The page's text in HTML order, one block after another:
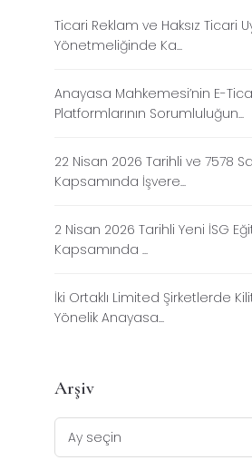
Ticari Reklam ve Haksız Ticari
Yönetmeliğinde Ka...
Anayasa Mahkemesi’nin E-
Platformlarının Sorumluluğun...
22 Nisan 2026 Tarihli ve 7578
Kapsamında İşvere...
2 Nisan 2026 Tarihli Yeni İSG
Kapsamında ...
İki Ortaklı Limited Şirketlerde
Yönelik Anayasa...
Arşiv